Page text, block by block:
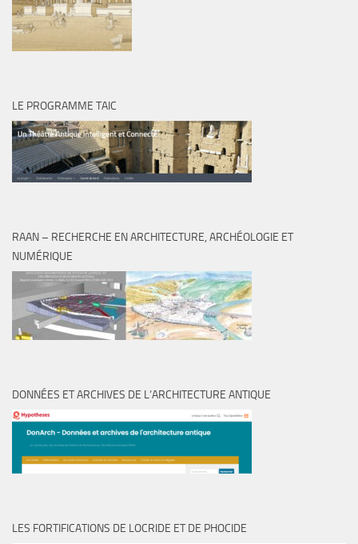
LE PROGRAMME TAIC
RAAN – RECHERCHE EN ARCHITECTURE, ARCHÉOLOGIE ET
NUMÉRIQUE
DONNÉES ET ARCHIVES DE L’ARCHITECTURE ANTIQUE
LES FORTIFICATIONS DE LOCRIDE ET DE PHOCIDE